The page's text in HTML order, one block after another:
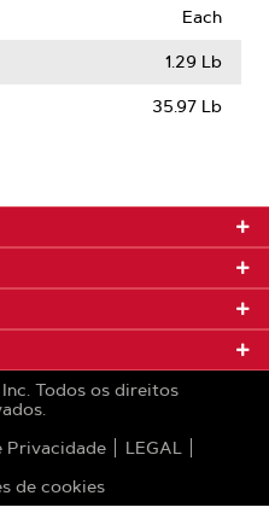
Each
1.29 Lb
35.97 Lb
Todos os direitos
Privacidade
LEGAL
de cookies